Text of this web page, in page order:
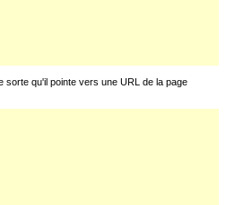
sorte qu'il pointe vers une URL de la page